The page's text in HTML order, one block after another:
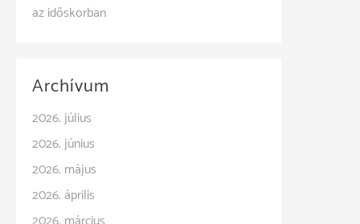
az időskorban
Archívum
2026. július
2026. június
2026. május
2026. április